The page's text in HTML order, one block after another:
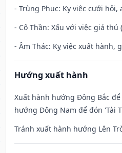
- Trùng Phục: Kỵ việc cưới hỏi,
- Cô Thần: Xấu với việc giá thú
- Âm Thác: Kỵ việc xuất hành,
Hướng xuất hành
Xuất hành hướng Đông Bắc
hướng Đông Nam để đón 'Tài
Tránh xuất hành hướng Lên